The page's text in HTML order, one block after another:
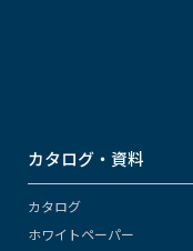
カタログ・資料
カタログ
ホワイトペーパー